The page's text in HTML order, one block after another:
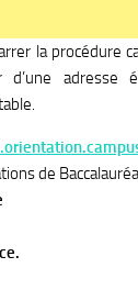
la procédure
d’une adresse
de